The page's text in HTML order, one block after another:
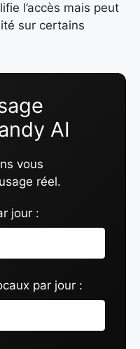
l’accès mais peut
sur certains
AI
vous
réel.
jour :
par jour :